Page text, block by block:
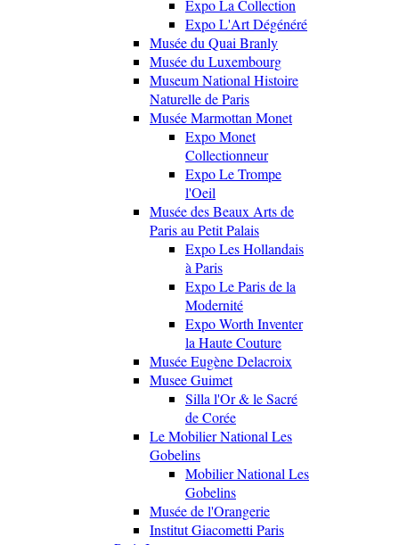
Expo La Collection
Expo L'Art Dégénéré
Musée du Quai Branly
Musée du Luxembourg
Museum National Histoire
Naturelle de Paris
Musée Marmottan Monet
Expo Monet
Collectionneur
Expo Le Trompe
l'Oeil
Musée des Beaux Arts de
Paris au Petit Palais
Expo Les Hollandais
à Paris
Expo Le Paris de la
Modernité
Expo Worth Inventer
la Haute Couture
Musée Eugène Delacroix
Musee Guimet
Silla l'Or & le Sacré
de Corée
Le Mobilier National Les
Gobelins
Mobilier National Les
Gobelins
Musée de l'Orangerie
Institut Giacometti Paris